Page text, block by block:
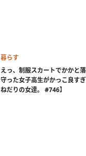
暮らす
えっ、制服スカートでかかと
守った女子高生がかっこ良す
ねだりの女達。 #746】